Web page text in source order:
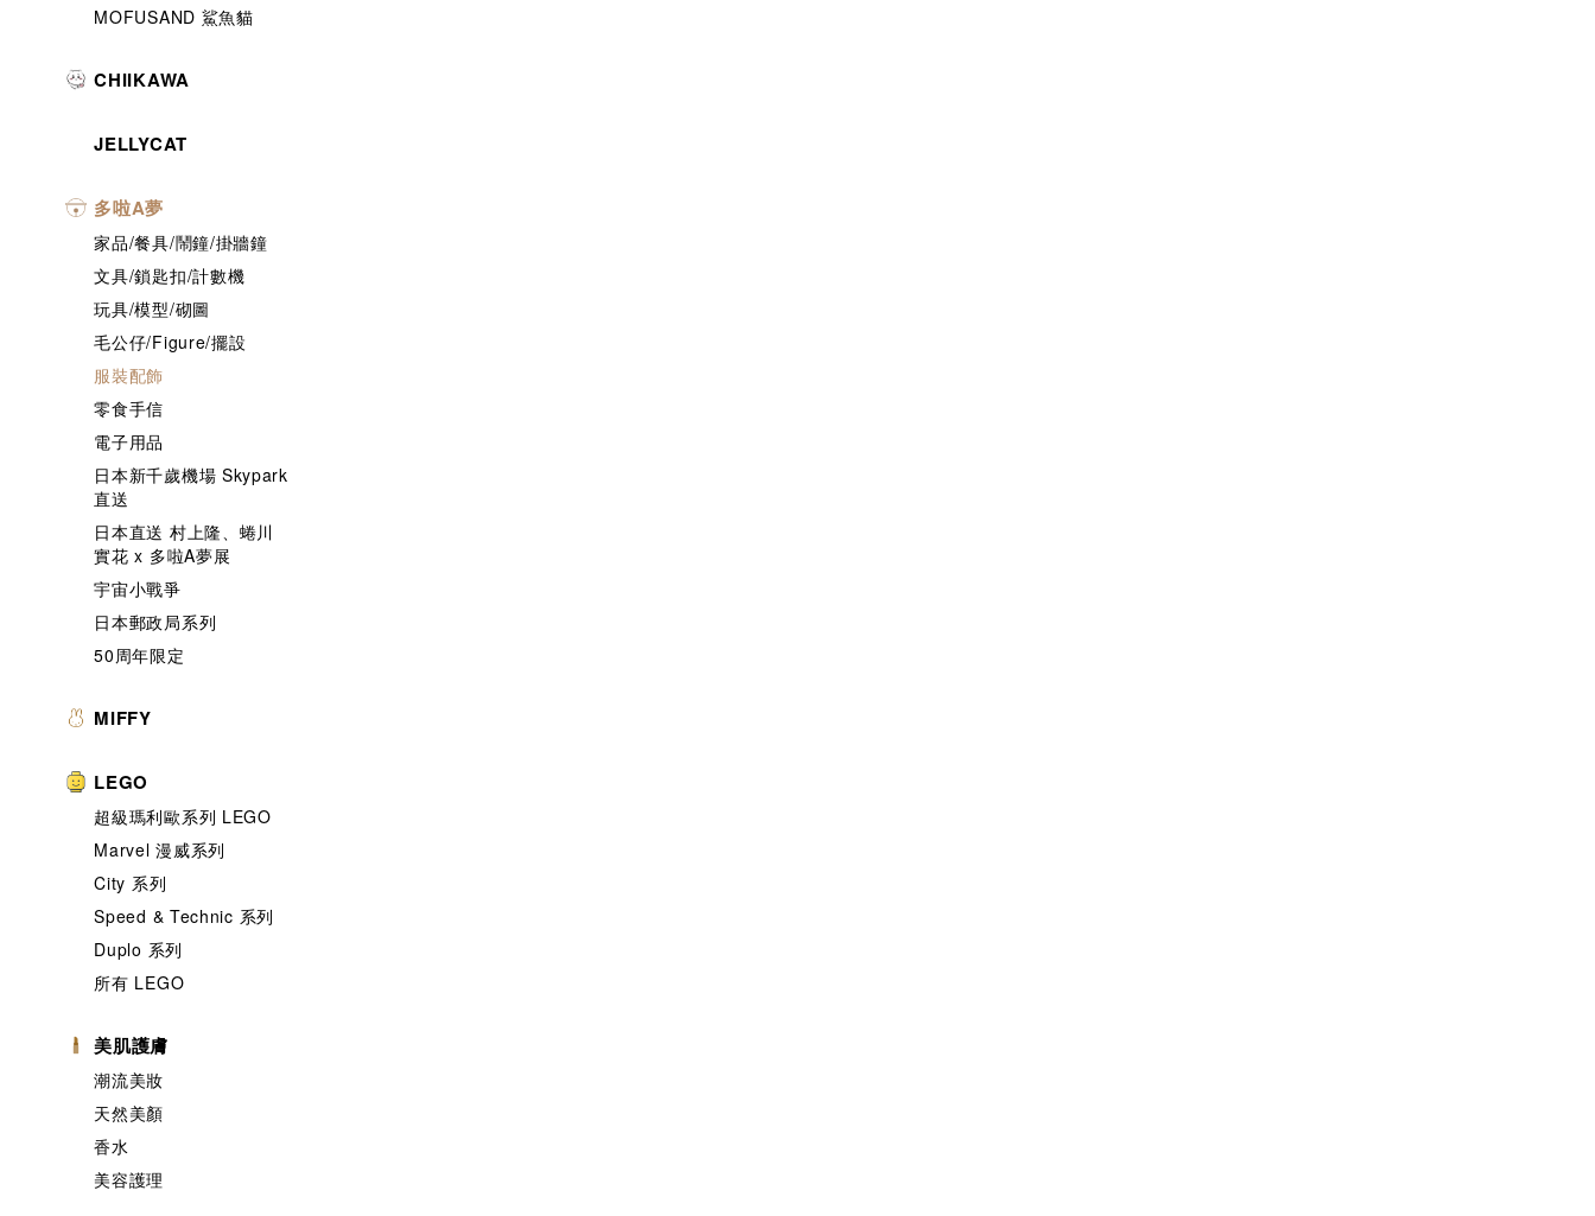
MOFUSAND 鯊魚貓
CHIIKAWA
JELLYCAT
多啦A夢
家品/餐具/鬧鐘/掛牆鐘
文具/鎖匙扣/計數機
玩具/模型/砌圖
毛公仔/Figure/擺設
服裝配飾
零食手信
電子用品
日本新千歲機場 Skypark
直送
日本直送 村上隆、蜷川
實花 x 多啦A夢展
宇宙小戰爭
日本郵政局系列
50周年限定
MIFFY
LEGO
超級瑪利歐系列 LEGO
Marvel 漫威系列
City 系列
Speed & Technic 系列
Duplo 系列
所有 LEGO
美肌護膚
潮流美妝
天然美顏
香水
美容護理